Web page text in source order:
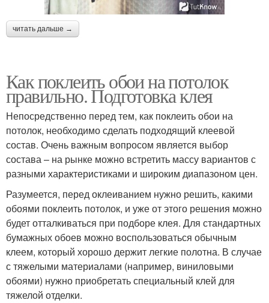
читать дальше →
Как поклеить обои на потолок
правильно. Подготовка клея
Непосредственно перед тем, как поклеить обои на
потолок, необходимо сделать подходящий клеевой
состав. Очень важным вопросом является выбор
состава – на рынке можно встретить массу вариантов с
разными характеристиками и широким диапазоном цен.
Разумеется, перед оклеиванием нужно решить, какими
обоями поклеить потолок, и уже от этого решения можно
будет отталкиваться при подборе клея. Для стандартных
бумажных обоев можно воспользоваться обычным
клеем, который хорошо держит легкие полотна. В случае
с тяжелыми материалами (например, виниловыми
обоями) нужно приобретать специальный клей для
тяжелой отделки.